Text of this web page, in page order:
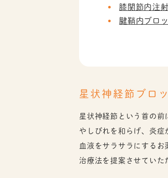
膝関節内注射
腱鞘内ブロ
星状神経節ブロ
星状神経節という首の
やしびれを和らげ、炎症
血液をサラサラにする
治療法を提案させていた